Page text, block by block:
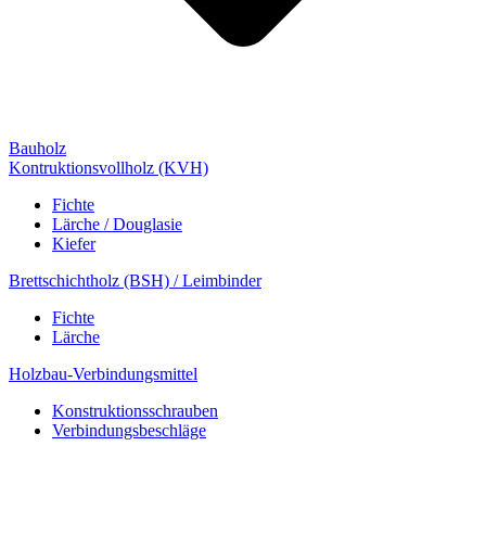
Bauholz
Kontruktionsvollholz (KVH)
Fichte
Lärche / Douglasie
Kiefer
Brettschichtholz (BSH) / Leimbinder
Fichte
Lärche
Holzbau-Verbindungsmittel
Konstruktionsschrauben
Verbindungsbeschläge